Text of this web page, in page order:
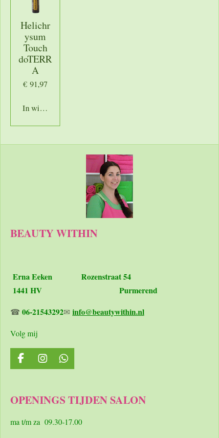
Helichr
ysum
Touch
doTERR
A
€ 91,97
In winkelwagen
BEAUTY WITHIN
Erna Eeken Rozenstraat 54
1441 HV Purmerend
☎ 06-21543292✉ info@beautywithin.nl
Volg mij
F
a
b
o
I
n
a
r
W
h
s
p
OPENINGS TIJDEN SALON
ma t/m za 09.30-17.00